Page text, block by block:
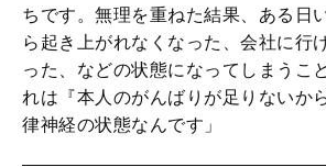
ちです。無理を重ねた結果、ある日
ら起き上がれなくなった、会社に行
った、などの状態になってしまうこ
れは『本人のがんばりが足りないか
律神経の状態なんです」